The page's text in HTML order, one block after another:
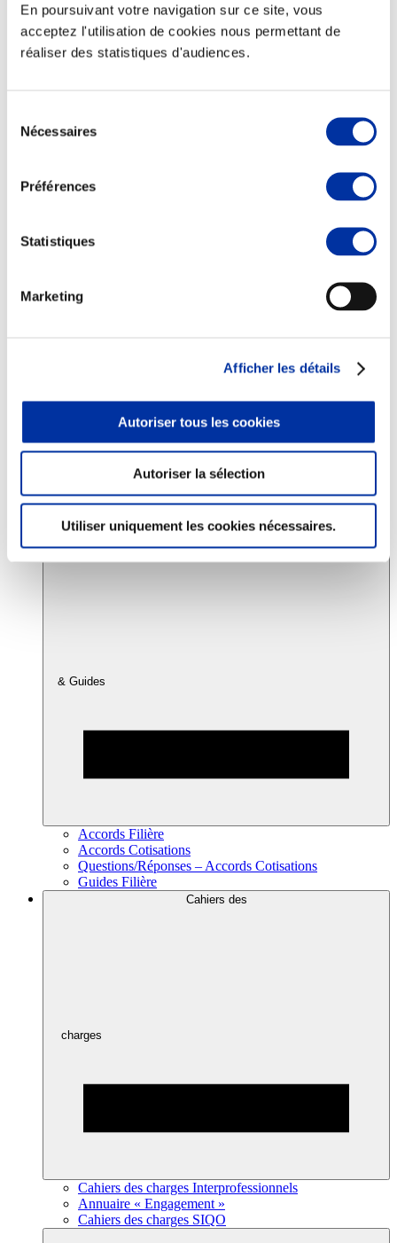
En poursuivant votre navigation sur ce site, vous
acceptez l'utilisation de cookies nous permettant de
réaliser des statistiques d'audiences.
Nécessaires
Préférences
Statistiques
Marketing
Afficher les détails
Autoriser tous les cookies
Autoriser la sélection
Utiliser uniquement les cookies nécessaires.
Consommation
Viandes et santé
Juste rémunération et attractivité des métiers
Sources d’information
Accords
& Guides
Accords Filière
Accords Cotisations
Questions/Réponses – Accords Cotisations
Guides Filière
Cahiers des
charges
Cahiers des charges Interprofessionnels
Annuaire « Engagement »
Cahiers des charges SIQO